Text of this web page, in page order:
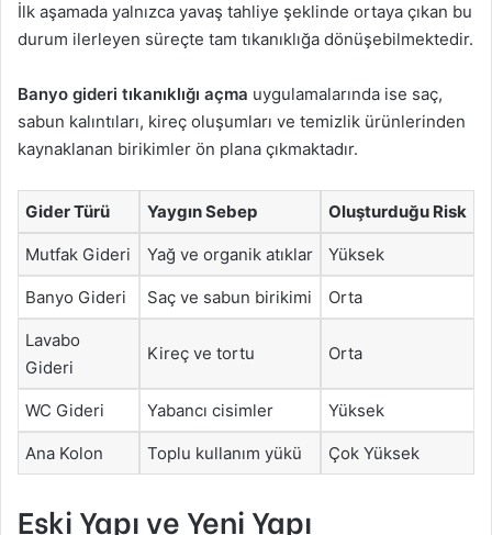
İlk aşamada yalnızca yavaş tahliye şeklinde ortaya çıkan bu
durum ilerleyen süreçte tam tıkanıklığa dönüşebilmektedir.
Banyo gideri tıkanıklığı açma uygulamalarında ise saç,
sabun kalıntıları, kireç oluşumları ve temizlik ürünlerinden
kaynaklanan birikimler ön plana çıkmaktadır.
Gider Türü Yaygın Sebep Oluşturduğu Risk
Mutfak Gideri Yağ ve organik atıklar Yüksek
Banyo Gideri Saç ve sabun birikimi Orta
Lavabo
Gideri
Kireç ve tortu Orta
WC Gideri Yabancı cisimler Yüksek
Ana Kolon Toplu kullanım yükü Çok Yüksek
Eski Yapı ve Yeni Yapı